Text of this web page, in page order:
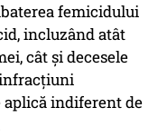
femicidului
incluzând atât
cât și decesele
indiferent de